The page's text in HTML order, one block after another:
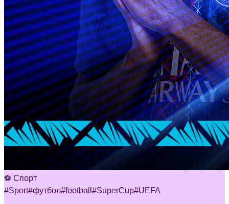
⚽ Спорт
#Sport#футбол#football #SuperCup#UEFA